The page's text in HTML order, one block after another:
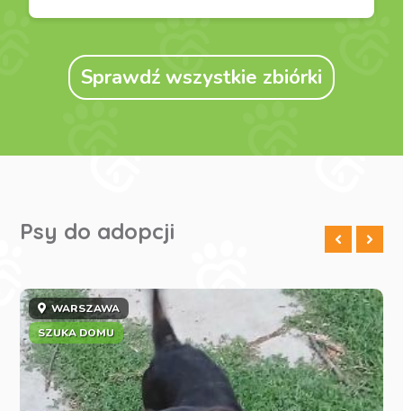
Sprawdź wszystkie zbiórki
Psy do adopcji
WARSZAWA
SZUKA DOMU